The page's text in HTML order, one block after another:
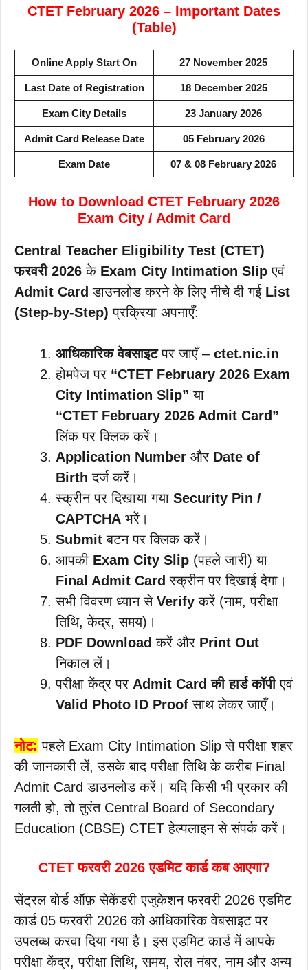
CTET February 2026 – Important Dates
(Table)
Online Apply Start On 27 November 2025
Last Date of Registration 18 December 2025
Exam City Details 23 January 2026
Admit Card Release Date 05 February 2026
Exam Date 07 & 08 February 2026
How to Download CTET February 2026
Exam City / Admit Card
Central Teacher Eligibility Test (CTET)
फरवरी 2026 के Exam City Intimation Slip एवं
Admit Card डाउनलोड करने के लिए नीचे दी गई List
(Step-by-Step) प्रक्रिया अपनाएँ:
आधिकारिक वेबसाइटपर जाएँ – ctet.nic.in
होमपेज पर “CTET February 2026 Exam
City Intimation Slip” या
“CTET February 2026 Admit Card”
लिंक पर क्लिक करें।
Application Number और Date of
Birth दर्ज करें।
स्क्रीन पर दिखाया गया Security Pin /
CAPTCHA भरें।
Submit बटन पर क्लिक करें।
आपकी Exam City Slip (पहले जारी) या
Final Admit Card स्क्रीन पर दिखाई देगा।
सभी विवरण ध्यान से Verify करें (नाम, परीक्षा
तिथि, केंद्र, समय)।
PDF Download करें और Print Out
निकाल लें।
परीक्षा केंद्र पर Admit Card की हार्ड कॉपीएवं
Valid Photo ID Proof साथ लेकर जाएँ।
नोट: पहले Exam City Intimation Slip से परीक्षा शहर
की जानकारी लें, उसके बाद परीक्षा तिथि के करीब Final
Admit Card डाउनलोड करें। यदि किसी भी प्रकार की
गलती हो, तो तुरंत Central Board of Secondary
Education (CBSE) CTET हेल्पलाइन से संपर्क करें।
CTET फरवरी 2026 एडमिट कार्ड कब आएगा?
सेंट्रल बोर्ड ऑफ़ सेकेंडरी एजुकेशन फरवरी 2026 एडमिट
कार्ड 05 फरवरी 2026 को आधिकारिक वेबसाइट पर
उपलब्ध करवा दिया गया है। इस एडमिट कार्ड में आपके
परीक्षा केंद्र, परीक्षा तिथि, समय, रोल नंबर, नाम और अन्य